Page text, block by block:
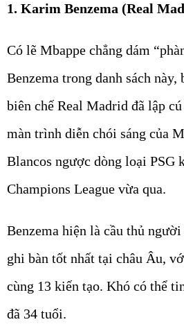
1. Karim Benzema (Real
Có lẽ Mbappe chẳng dám
Benzema trong danh sách
biên chế Real Madrid đã lập
màn trình diễn chói sáng của
Blancos ngược dòng loại PSG
Champions League vừa qua.
Benzema hiện là cầu thủ
ghi bàn tốt nhất tại châu Âu,
cùng 13 kiến tạo. Khó có thể
đã 34 tuổi.